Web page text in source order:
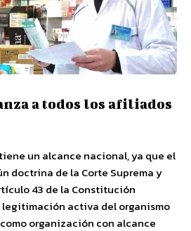
a todos los afiliados
un alcance nacional, ya que el
doctrina de la Corte Suprema y
43 de la Constitución
activa del organismo
organización con alcance